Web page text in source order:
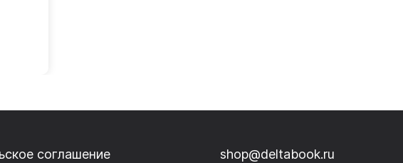
соглашение shop@deltabook.ru